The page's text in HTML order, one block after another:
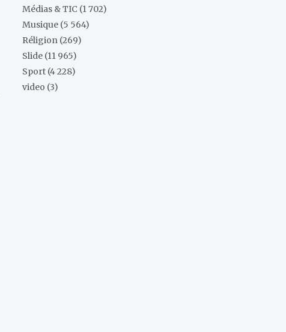
Médias & TIC (1 702)
Musique (5 564)
Réligion (269)
Slide (11 965)
Sport (4 228)
video (3)